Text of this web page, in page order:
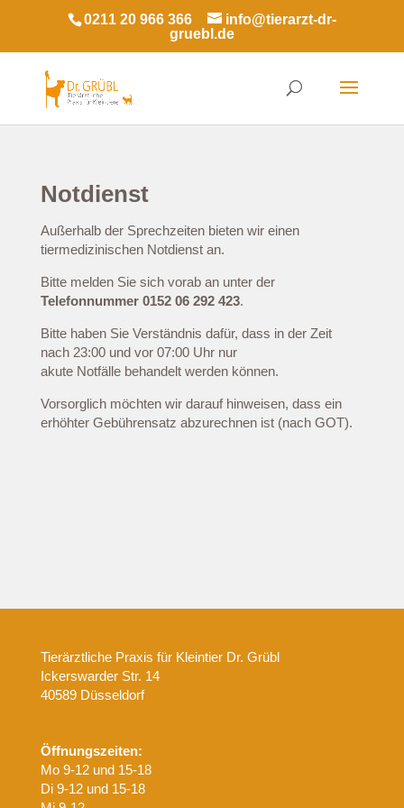
0211 20 966 366
info@tierarzt-dr-
gruebl.de
Notdienst
Außerhalb der Sprechzeiten bieten wir einen
tiermedizinischen Notdienst an.
Bitte melden Sie sich vorab an unter der
Telefonnummer 0152 06 292 423.
Bitte haben Sie Verständnis dafür, dass in der Zeit
nach 23:00 und vor 07:00 Uhr nur
akute Notfälle behandelt werden können.
Vorsorglich möchten wir darauf hinweisen, dass ein
erhöhter Gebührensatz abzurechnen ist (nach GOT).
Tierärztliche Praxis für Kleintier Dr. Grübl
Ickerswarder Str. 14
40589 Düsseldorf
Öffnungszeiten:
Mo 9-12 und 15-18
Di 9-12 und 15-18